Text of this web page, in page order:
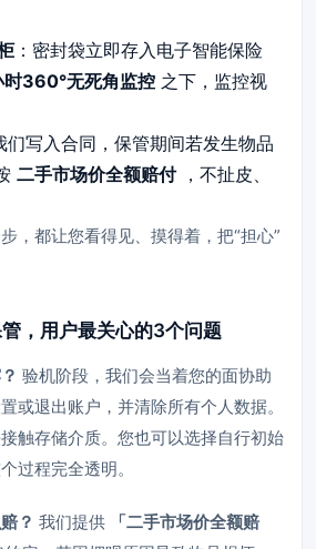
：密封袋立即存入电子智能保险
360°无死角监控 之下，监控视
们写入合同，保管期间若发生物品
二手市场价全额赔付，不扯皮、
，都让您看得见、摸得着，把“担心”
，用户最关心的3个问题
验机阶段，我们会当着您的面协助
或退出账户，并清除所有个人数据。
触存储介质。您也可以选择自行初始
过程完全透明。
？ 我们提供
「二手市场价全额赔